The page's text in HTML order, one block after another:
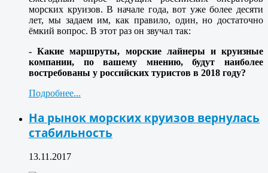
морских круизов. В начале года, вот уже более десяти
лет, мы задаем им, как правило, один, но достаточно
ёмкий вопрос. В этот раз он звучал так:
- Какие маршруты, морские лайнеры и круизные
компании, по вашему мнению, будут наиболее
востребованы у российских туристов в 2018 году?
Подробнее...
На рынок морских круизов вернулась
стабильность
13.11.2017